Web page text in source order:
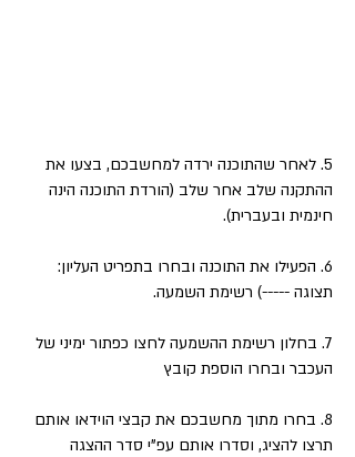
5. לאחר שהתוכנה ירדה למחשבכם, בצעו את
ההתקנה שלב אחר שלב (הורדת התוכנה הינה
חינמית ובעברית).
6. הפעילו את התוכנה ובחרו בתפריט העליון:
תצוגה -----) רשימת השמעה.
7. בחלון רשימת ההשמעה לחצו כפתור ימיני של
העכבר ובחרו הוספת קובץ
8. בחרו מתוך מחשבכם את קבצי הוידאו אותם
תרצו להציג, וסדרו אותם עפ"י סדר ההצגה